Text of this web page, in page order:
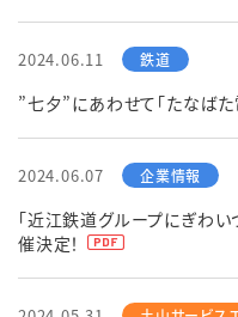
2024.06.11
”七夕”にあわせて「たなばた
2024.06.07
「近江鉄道グループにぎわい
催決定！